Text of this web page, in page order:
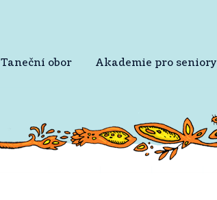
Taneční obor Akademie pro seniory